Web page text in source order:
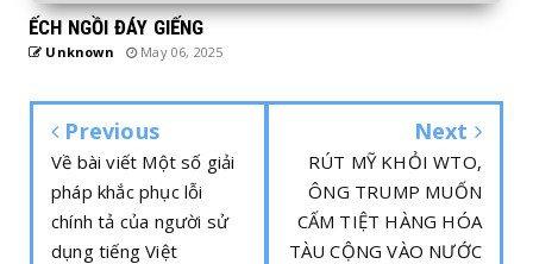
ẾCH NGỒI ĐÁY GIẾNG
Unknown May 06, 2025
Previous
Về bài viết Một số giải
pháp khắc phục lỗi
chính tả của người sử
dụng tiếng Việt
Next
RÚT MỸ KHỎI WTO,
ÔNG TRUMP MUỐN
CẤM TIỆT HÀNG HÓA
TÀU CỘNG VÀO NƯỚC